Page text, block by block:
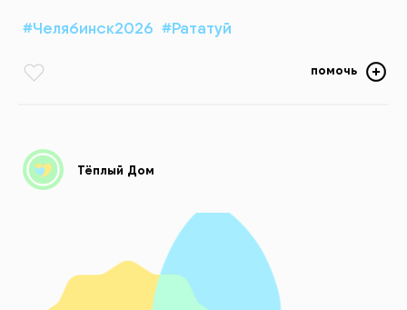
#Челябинск2026 #Рататуй
помочь
Тёплый Дом